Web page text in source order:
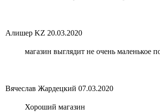
Алишер KZ 20.03.2020
магазин выглядит не очень маленькое
Вячеслав Жардецкий 07.03.2020
Хороший магазин